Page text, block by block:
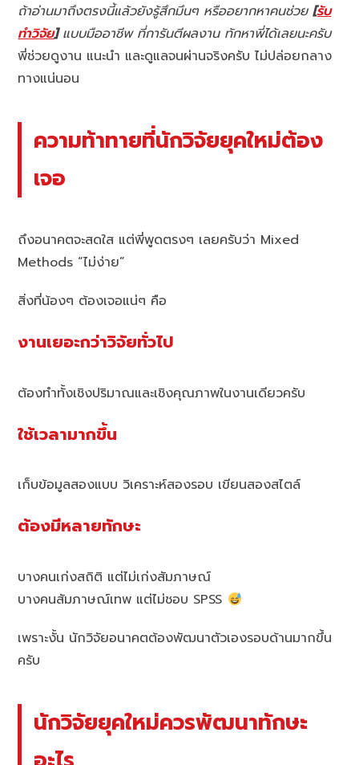
ถ้าอ่านมาถึงตรงนี้แล้วยังรู้สึกมึนๆ หรืออยากหาคนช่วย[รับ
ทำวิจัย]แบบมืออาชีพ ที่การันตีผลงาน ทักหาพี่ได้เลยนะครับ
พี่ช่วยดูงาน แนะนำ และดูแลจนผ่านจริงครับ ไม่ปล่อยกลาง
ทางแน่นอน
ความท้าทายที่นักวิจัยยุคใหม่ต้อง
เจอ
ถึงอนาคตจะสดใส แต่พี่พูดตรงๆ เลยครับว่า Mixed
Methods “ไม่ง่าย”
สิ่งที่น้องๆ ต้องเจอแน่ๆ คือ
งานเยอะกว่าวิจัยทั่วไป
ต้องทำทั้งเชิงปริมาณและเชิงคุณภาพในงานเดียวครับ
ใช้เวลามากขึ้น
เก็บข้อมูลสองแบบ วิเคราะห์สองรอบ เขียนสองสไตล์
ต้องมีหลายทักษะ
บางคนเก่งสถิติ แต่ไม่เก่งสัมภาษณ์
บางคนสัมภาษณ์เทพ แต่ไม่ชอบ SPSS
เพราะงั้น นักวิจัยอนาคตต้องพัฒนาตัวเองรอบด้านมากขึ้น
ครับ
นักวิจัยยุคใหม่ควรพัฒนาทักษะ